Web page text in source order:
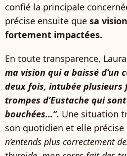
confié la principale
précise ensuite que sa
fortement impactées.
En toute transparence,
ma vision qui a baissé d’un
deux fois, intubée plusieurs
trompes d’Eustache qui
bouchées…”. Une situation
son quotidien et elle précise
n’entends plus correctement